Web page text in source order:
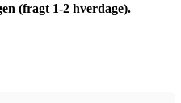
(fragt 1-2 hverdage).